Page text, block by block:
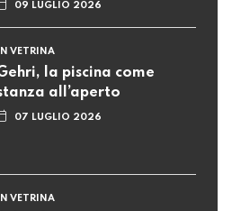
09 LUGLIO 2026
IN VETRINA
la piscina come
all’aperto
07 LUGLIO 2026
IN VETRINA